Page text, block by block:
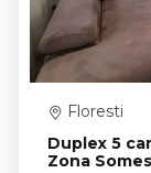
Duplex 5
Zona
Floresti